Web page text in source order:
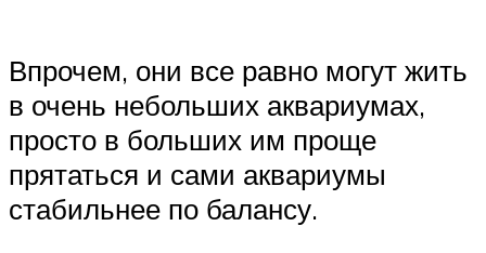
Впрочем, они все равно могут жить
в очень небольших аквариумах,
просто в больших им проще
прятаться и сами аквариумы
стабильнее по балансу.